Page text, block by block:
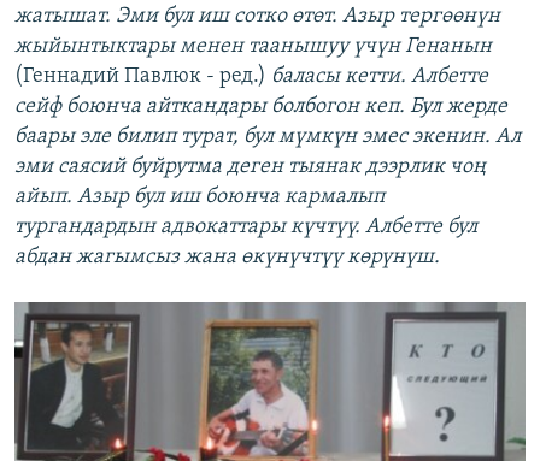
жатышат. Эми бул иш сотко өтөт. Азыр тергөөнүн
жыйынтыктары менен таанышуу үчүн Генанын
(Геннадий Павлюк - ред.) баласы кетти. Албетте
сейф боюнча айткандары болбогон кеп. Бул жерде
баары эле билип турат, бул мүмкүн эмес экенин. Ал
эми саясий буйрутма деген тыянак дээрлик чоң
айып. Азыр бул иш боюнча кармалып
тургандардын адвокаттары күчтүү. Албетте бул
абдан жагымсыз жана өкүнүчтүү көрүнүш.